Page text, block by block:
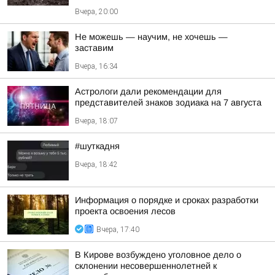
Вчера, 20:00
Не можешь — научим, не хочешь —
заставим
Вчера, 16:34
Астрологи дали рекомендации для
представителей знаков зодиака на 7 августа
Вчера, 18:07
#шуткадня
Вчера, 18:42
Информация о порядке и сроках разработки
проекта освоения лесов
Вчера, 17:40
В Кирове возбуждено уголовное дело о
склонении несовершеннолетней к